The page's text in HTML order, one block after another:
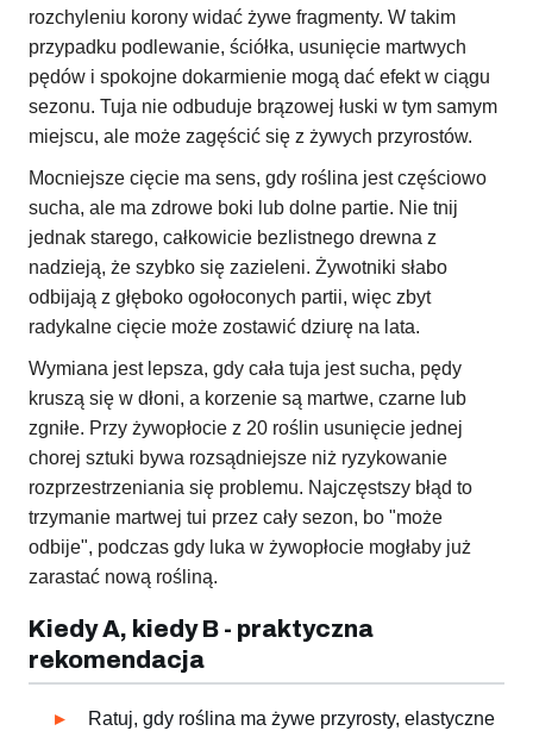
rozchyleniu korony widać żywe fragmenty. W takim
przypadku podlewanie, ściółka, usunięcie martwych
pędów i spokojne dokarmienie mogą dać efekt w ciągu
sezonu. Tuja nie odbuduje brązowej łuski w tym samym
miejscu, ale może zagęścić się z żywych przyrostów.
Mocniejsze cięcie ma sens, gdy roślina jest częściowo
sucha, ale ma zdrowe boki lub dolne partie. Nie tnij
jednak starego, całkowicie bezlistnego drewna z
nadzieją, że szybko się zazieleni. Żywotniki słabo
odbijają z głęboko ogołoconych partii, więc zbyt
radykalne cięcie może zostawić dziurę na lata.
Wymiana jest lepsza, gdy cała tuja jest sucha, pędy
kruszą się w dłoni, a korzenie są martwe, czarne lub
zgniłe. Przy żywopłocie z 20 roślin usunięcie jednej
chorej sztuki bywa rozsądniejsze niż ryzykowanie
rozprzestrzeniania się problemu. Najczęstszy błąd to
trzymanie martwej tui przez cały sezon, bo "może
odbije", podczas gdy luka w żywopłocie mogłaby już
zarastać nową rośliną.
Kiedy A, kiedy B - praktyczna
rekomendacja
Ratuj, gdy roślina ma żywe przyrosty, elastyczne